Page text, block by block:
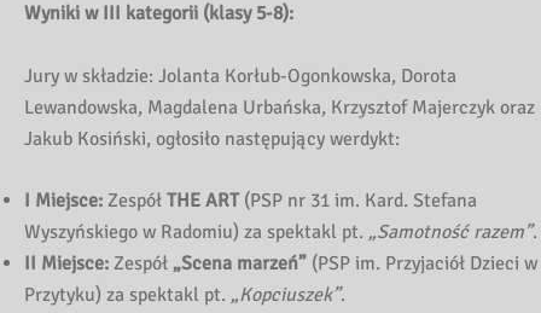
Wyniki w III kategorii (klasy 5-8):
Jury w składzie: Jolanta Korłub-Ogonkowska, Dorota
Lewandowska, Magdalena Urbańska, Krzysztof Majerczyk oraz
Jakub Kosiński, ogłosiło następujący werdykt:
I Miejsce: Zespół THE ART(PSP nr 31 im. Kard. Stefana
Wyszyńskiego w Radomiu) za spektakl pt. „Samotność razem”.
II Miejsce: Zespół „Scena marzeń” (PSP im. Przyjaciół Dzieci w
Przytyku) za spektakl pt. „Kopciuszek”.